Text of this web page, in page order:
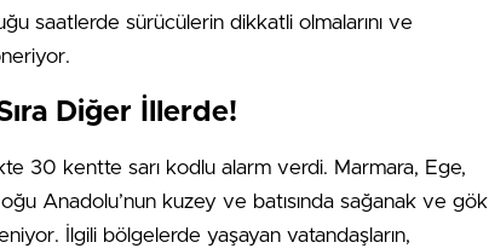
saatlerde sürücülerin dikkatli olmalarını ve
Diğer İllerde!
30 kentte sarı kodlu alarm verdi. Marmara, Ege,
Anadolu’nun kuzey ve batısında sağanak ve gök
İlgili bölgelerde yaşayan vatandaşların,